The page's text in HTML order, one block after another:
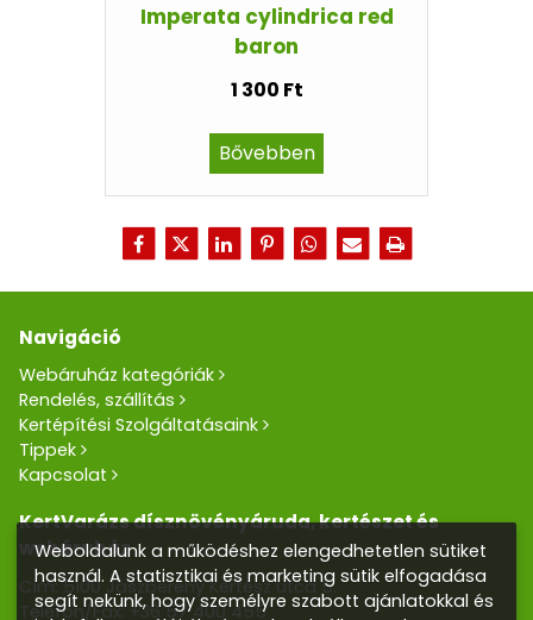
Imperata cylindrica red
baron
1 300 Ft
Bővebben
Navigáció
Webáruház kategóriák
Rendelés, szállítás
Kertépítési Szolgáltatásaink
Tippek
Kapcsolat
KertVarázs dísznövényáruda, kertészet és
webáruház
Cím: 5100 Jászberény Kertész utca 5.
Telefon/Fax: +36 57 400 455
Weboldalunk a működéshez elengedhetetlen sütiket
használ. A statisztikai és marketing sütik elfogadása
segít nekünk, hogy személyre szabott ajánlatokkal és